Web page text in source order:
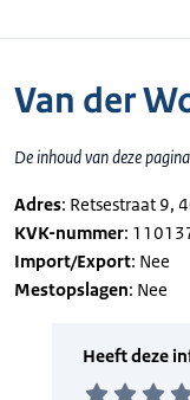
Van der
De inhoud van deze
Adres: Retsestraat 9,
KVK-nummer:
Import/Export: Nee
Mestopslagen: Nee